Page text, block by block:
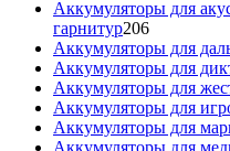
Аккумуляторы для
гарнитур206206
товаров
Аккумуляторы для
Аккумуляторы для
Аккумуляторы для
Аккумуляторы для
Аккумуляторы для